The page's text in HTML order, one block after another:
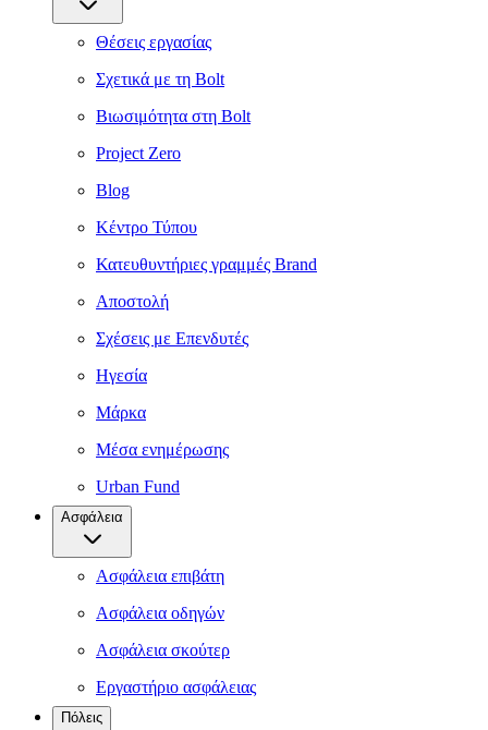
Θέσεις εργασίας
Σχετικά με τη Bolt
Βιωσιμότητα στη Bolt
Project Zero
Blog
Κέντρο Τύπου
Κατευθυντήριες γραμμές Brand
Αποστολή
Σχέσεις με Επενδυτές
Ηγεσία
Μάρκα
Μέσα ενημέρωσης
Urban Fund
Ασφάλεια
Ασφάλεια επιβάτη
Ασφάλεια οδηγών
Ασφάλεια σκούτερ
Εργαστήριο ασφάλειας
Πόλεις